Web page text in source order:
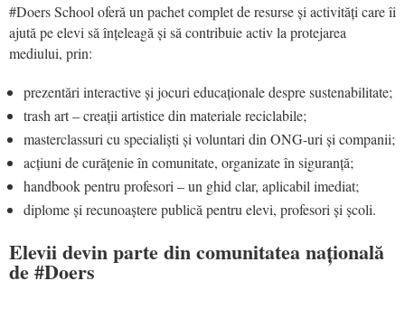
#Doers School oferă un pachet complet de resurse și activități care îi
ajută pe elevi să înțeleagă și să contribuie activ la protejarea
mediului, prin:
prezentări interactive și jocuri educaționale despre sustenabilitate;
trash art – creații artistice din materiale reciclabile;
masterclassuri cu specialiști și voluntari din ONG-uri și companii;
acțiuni de curățenie în comunitate, organizate în siguranță;
handbook pentru profesori – un ghid clar, aplicabil imediat;
diplome și recunoaștere publică pentru elevi, profesori și școli.
Elevii devin parte din comunitatea națională
de #Doers